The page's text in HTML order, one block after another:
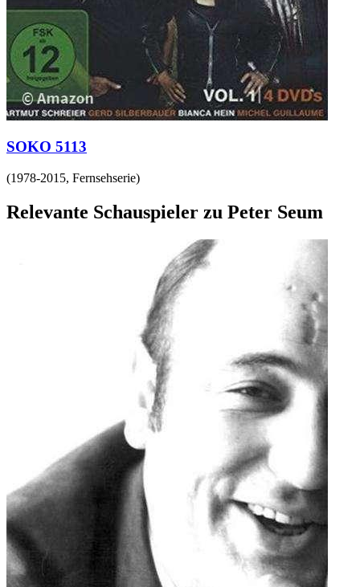
SOKO 5113
(1978-2015, Fernsehserie)
Relevante Schauspieler zu Peter Seum